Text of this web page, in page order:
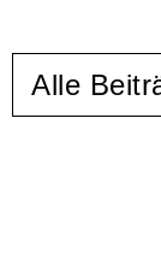
Alle